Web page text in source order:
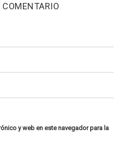
COMENTARIO
y web en este navegador para la